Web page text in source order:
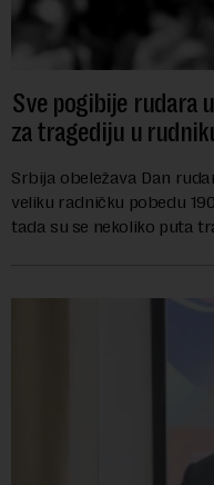
Sve pogibije rudara
za tragediju u
Srbija obeležava Dan
veliku radničku pobedu
tada su se nekoliko puta